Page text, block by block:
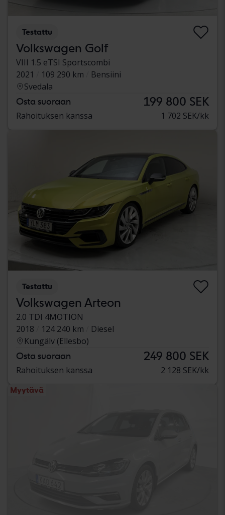
Testattu
Volkswagen Golf
VIII 1.5 eTSI Sportscombi
2021
109 290 km
Bensiini
Svedala
Osta suoraan 199 800 SEK
Rahoituksen kanssa 1 702 SEK/kk
Testattu
Volkswagen Arteon
2.0 TDI 4MOTION
2018
124 240 km
Diesel
Kungälv (Ellesbo)
Osta suoraan 249 800 SEK
Rahoituksen kanssa 2 128 SEK/kk
Myytävä